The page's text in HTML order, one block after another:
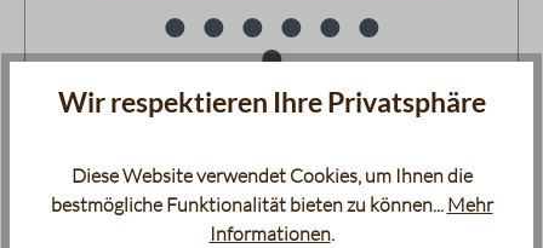
Kaffeewissen
Wir respektieren Ihre Privatsphäre
Diese Website verwendet Cookies, um Ihnen die
bestmögliche Funktionalität bieten zu können... Mehr
Informationen.